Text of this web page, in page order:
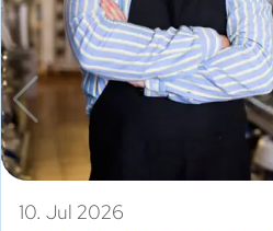
10. Jul 2026